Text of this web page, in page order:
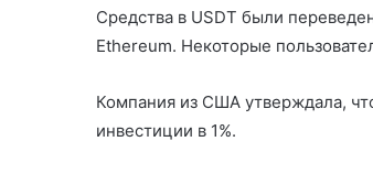
Средства в USDT были
Ethereum. Некоторые
Компания из США утверждала,
инвестиции в 1%.